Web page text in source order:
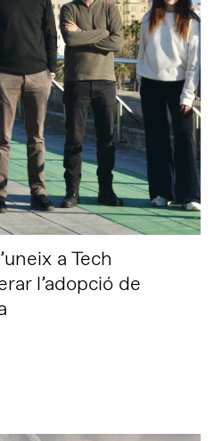
a Tech
l’adopció de